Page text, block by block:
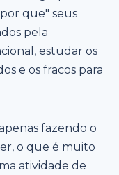
que" seus
pela
estudar os
e os fracos para
fazendo o
o que é muito
atividade de